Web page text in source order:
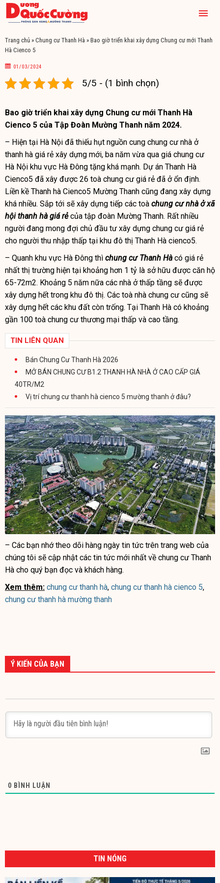
Trang chủ » Chung cư Thanh Hà » Bao giờ triển khai xây dựng Chung cư mới Thanh
Hà Cienco 5
01/03/2024
5/5 - (1 bình chọn)
Bao giờ triển khai xây dựng Chung cư mới Thanh Hà
Cienco 5 của Tập Đoàn Mường Thanh năm 2024.
– Hiện tại Hà Nội đã thiếu hụt nguồn cung chung cư nhà ở
thanh hà giá rẻ xây dựng mới, ba năm vừa qua giá chung cư
Hà Nội khu vực Hà Đông tặng khá mạnh. Dự án Thanh Hà
Cienco5 đã xây được 26 toà chung cư giá rẻ đã ở ổn định.
Liền kề Thanh hà Cienco5 Mường Thanh cũng đang xây dựng
khá nhiều. Sắp tới sẽ xây dựng tiếp các toà chung cư nhà ở xã
hội thanh hà giá rẻcủa tập đoàn Mường Thanh. Rất nhiều
người đang mong đợi chủ đầu tư xây dựng chung cư giá rẻ
cho người thu nhập thấp tại khu đô thị Thanh Hà cienco5.
– Quanh khu vực Hà Đông thì chung cư Thanh Hàcó giá rẻ
nhất thị trường hiện tại khoảng hơn 1 tỷ là sở hữu được căn hộ
65-72m2. Khoảng 5 năm nữa các nhà ở thấp tầng sẽ được
xây dựng hết trong khu đô thị. Các toà nhà chung cư cũng sẽ
xây dựng hết các khu đất còn trống. Tại Thanh Hà có khoảng
gần 100 toà chung cư thương mại thấp và cao tầng.
TIN LIÊN QUAN
Bán Chung Cư Thanh Hà 2026
MỞ BÁN CHUNG CƯ B1.2 THANH HÀ NHÀ Ở CAO CẤP GIÁ
40TR/M2
Vị trí chung cư thanh hà cienco 5 mường thanh ở đâu?
– Các bạn nhớ theo dõi hàng ngày tin tức trên trang web của
chúng tôi sẽ cập nhật các tin tức mới nhất về chung cư Thanh
Hà cho quý bạn đọc và khách hàng.
Xem thêm: chung cư thanh hà, chung cư thanh hà cienco 5,
chung cư thanh hà mường thanh
Ý KIẾN CỦA BẠN
0 BÌNH LUẬN
TIN NÓNG